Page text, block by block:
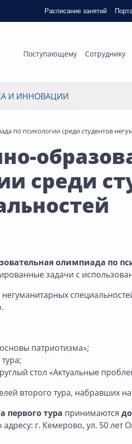
Расписание занятий
Поступающему Сотруднику
И ИННОВАЦИИ
по психологии среди студентов
среди
олимпиада по
задачи с
патриотизма»;
стол «Актуальные
второго тура, набравших
первого тура принимаются
г. Кемерово, ул. 50 лет